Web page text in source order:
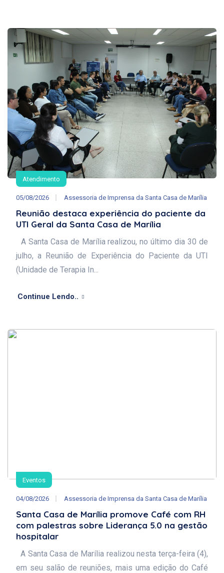
Atendimento
05/08/2026 Assessoria de Imprensa da Santa Casa de Marília
Reunião destaca experiência do paciente da
UTI Geral da Santa Casa de Marília
A Santa Casa de Marília realizou, no último dia 30 de
julho, a Reunião de Experiência do Paciente da UTI
(Unidade de Terapia In...
Continue Lendo..
Eventos
04/08/2026 Assessoria de Imprensa da Santa Casa de Marília
Santa Casa de Marília promove Café com RH
com palestras sobre Liderança 5.0 na gestão
hospitalar
A Santa Casa de Marília realizou nesta terça-feira (4),
em seu salão de reuniões, mais uma edição do Café